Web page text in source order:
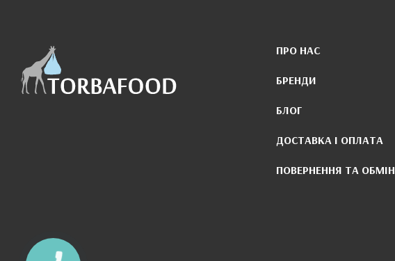
ПРО НАС
БРЕНДИ
БЛОГ
ДОСТАВКА І ОПЛАТА
ПОВЕРНЕННЯ ТА ОБМІН